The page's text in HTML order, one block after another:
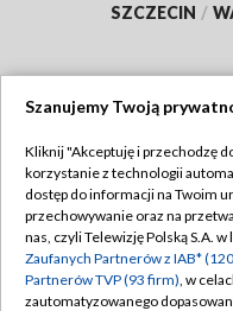
SZCZECIN /
Abonament TVP
Emisja w TVP
Centrum informacji
Szanujemy Twoją
Kliknij "Akceptuję i przechodzę
korzystanie z technologii
dostęp do informacji na Twoim
przechowywanie oraz na
nas, czyli Telewizję Polską S.A.
Zaufanych Partnerów z IAB*
Partnerów TVP (93 firm), w
zautomatyzowanego